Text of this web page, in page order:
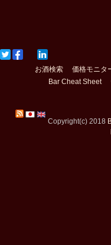
お酒検索 価格モニタ
Bar Cheat Sheet
Copyright(c) 2018